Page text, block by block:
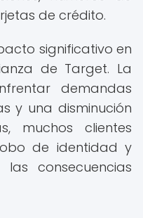
de crédito.
significativo en
de Target. La
demandas
y una disminución
muchos clientes
de identidad y
consecuencias